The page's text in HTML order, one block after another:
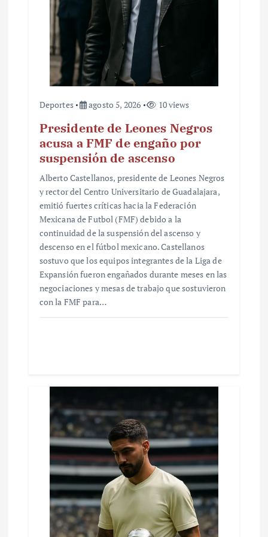
Deportes agosto 5, 2026 10 views
Presidente de Leones Negros
acusa a FMF de engaño por
suspensión de ascenso
Alberto Castellanos, presidente de Leones Negros
y rector del Centro Universitario de Guadalajara,
emitió fuertes críticas hacia la Federación
Mexicana de Futbol (FMF) debido a la
continuidad de la suspensión del ascenso y
descenso en el fútbol mexicano. Castellanos
sostuvo que los equipos integrantes de la Liga de
Expansión fueron engañados durante meses en las
negociaciones y mesas de trabajo que sostuvieron
con la FMF para…